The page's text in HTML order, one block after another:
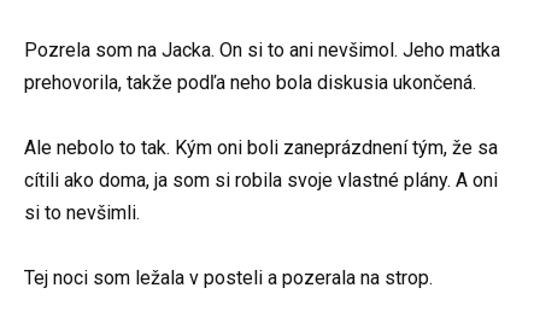
Pozrela som na Jacka. On si to ani nevšimol. Jeho matka
prehovorila, takže podľa neho bola diskusia ukončená.
Ale nebolo to tak. Kým oni boli zaneprázdnení tým, že sa
cítili ako doma, ja som si robila svoje vlastné plány. A oni
si to nevšimli.
Tej noci som ležala v posteli a pozerala na strop.